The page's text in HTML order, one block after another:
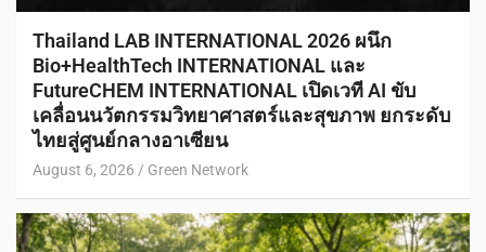
Thailand LAB INTERNATIONAL 2026 ผนึก
Bio+HealthTech INTERNATIONAL และ
FutureCHEM INTERNATIONAL เปิดเวที AI ขับ
เคลื่อนนวัตกรรมวิทยาศาสตร์และสุขภาพ ยกระดับ
ไทยสู่ศูนย์กลางอาเซียน
August 6, 2026 Green Network